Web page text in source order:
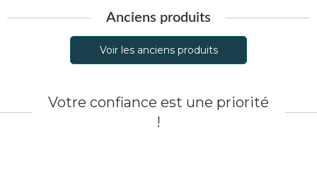
Anciens produits
Voir les anciens produits
Votre confiance est une priorité
!